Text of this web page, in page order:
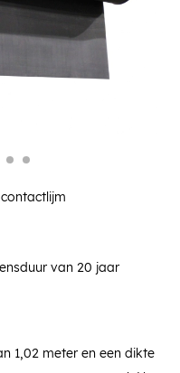
van 20 jaar
1,02 meter en een dikte